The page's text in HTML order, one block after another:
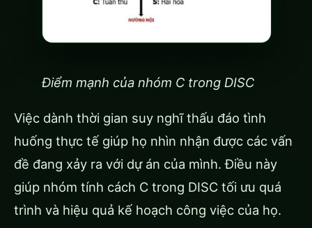
Điểm mạnh của nhóm C trong DISC
Việc dành thời gian suy nghĩ thấu đáo tình
huống thực tế giúp họ nhìn nhận được các vấn
đề đang xảy ra với dự án của mình. Điều này
giúp nhóm tính cách C trong DISC tối ưu quá
trình và hiệu quả kế hoạch công việc của họ.